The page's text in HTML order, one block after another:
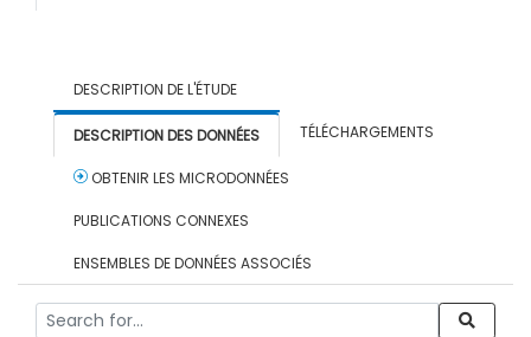
DESCRIPTION DE L'ÉTUDE
DESCRIPTION DES DONNÉES TÉLÉCHARGEMENTS
OBTENIR LES MICRODONNÉES
PUBLICATIONS CONNEXES
ENSEMBLES DE DONNÉES ASSOCIÉS